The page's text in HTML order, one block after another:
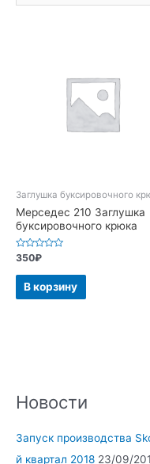
Новости
Запуск производства
й квартал 2018 23/09/
Заглушка буксировочного
Мерседес 210 Заглушка
буксировочного крюка
Оценка
из
350₽
В корзину